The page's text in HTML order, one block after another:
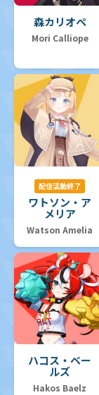
森カリオペ
Mori Calliope
配信活動終了
ワトソン・ア
メリア
Watson Amelia
ハコス・ベー
ルズ
Hakos Baelz